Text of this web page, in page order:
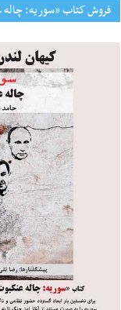
فروش کتاب «سوریه: